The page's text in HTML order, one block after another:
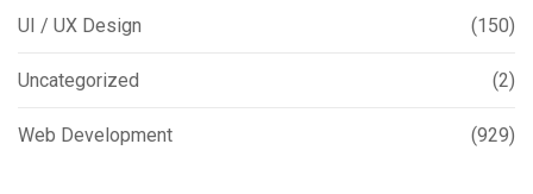
UI / UX Design (150)
Uncategorized (2)
Web Development (929)